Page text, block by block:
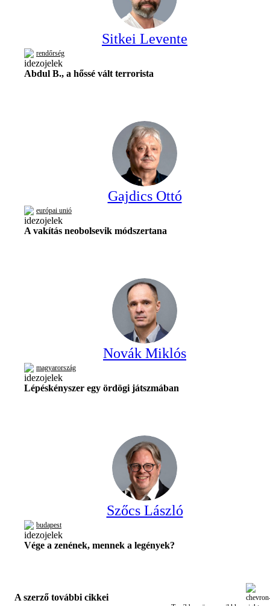
Sitkei Levente
rendőrség
Abdul B., a hőssé vált terrorista
Gajdics Ottó
európai unió
A vakítás neobolsevik módszertana
Novák Miklós
magyarország
Lépéskényszer egy ördögi játszmában
Szőcs László
budapest
Vége a zenének, mennek a legények?
A szerző további cikkei